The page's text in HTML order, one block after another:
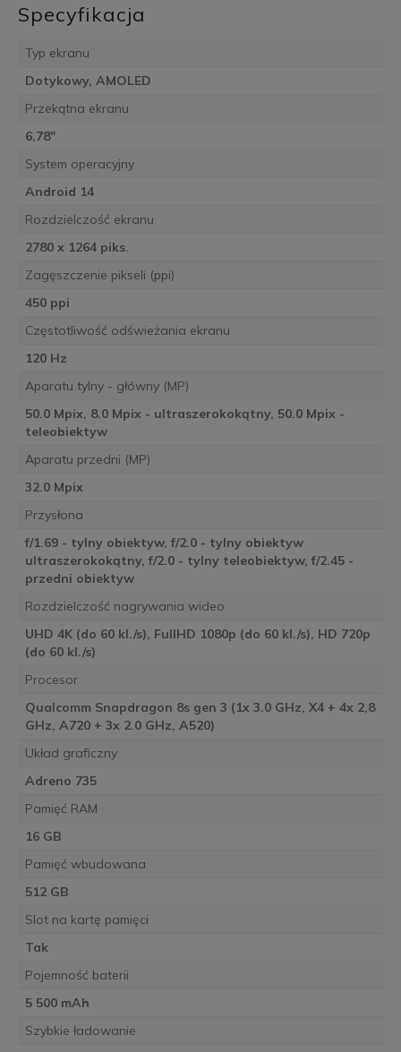
Specyfikacja
Typ ekranu
Dotykowy, AMOLED
Przekątna ekranu
6,78"
System operacyjny
Android 14
Rozdzielczość ekranu
2780 x 1264 piks.
Zagęszczenie pikseli (ppi)
450 ppi
Częstotliwość odświeżania ekranu
120 Hz
Aparatu tylny - główny (MP)
50.0 Mpix, 8.0 Mpix - ultraszerokokątny, 50.0 Mpix -
teleobiektyw
Aparatu przedni (MP)
32.0 Mpix
Przysłona
f/1.69 - tylny obiektyw, f/2.0 - tylny obiektyw
ultraszerokokątny, f/2.0 - tylny teleobiektyw, f/2.45 -
przedni obiektyw
Rozdzielczość nagrywania wideo
UHD 4K (do 60 kl./s), FullHD 1080p (do 60 kl./s), HD 720p
(do 60 kl./s)
Procesor
Qualcomm Snapdragon 8s gen 3 (1x 3.0 GHz, X4 + 4x 2,8
GHz, A720 + 3x 2.0 GHz, A520)
Układ graficzny
Adreno 735
Pamięć RAM
16 GB
Pamięć wbudowana
512 GB
Slot na kartę pamięci
Tak
Pojemność baterii
5 500 mAh
Szybkie ładowanie